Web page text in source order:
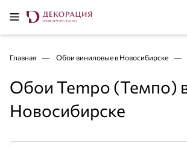
Главная Обои виниловые в Новосибирске
Обои Tempo (Темпо)
Новосибирске